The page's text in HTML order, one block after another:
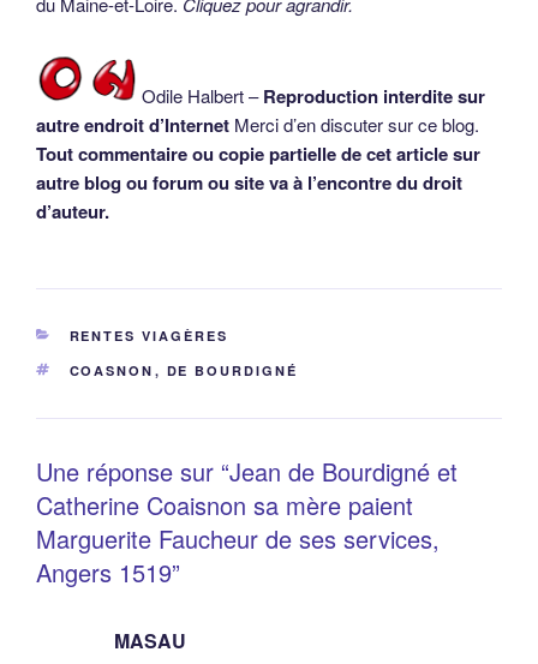
Odile Halbert –Reproduction interdite sur
autre endroit d’Internet Merci d’en discuter sur ce blog.
Tout commentaire ou copie partielle de cet article sur
autre blog ou forum ou site va à l’encontre du droit
d’auteur.
CATÉGORIES
RENTES VIAGÈRES
ÉTIQUETTES
COASNON , DE BOURDIGNÉ
Une réponse sur “Jean de Bourdigné et
Catherine Coaisnon sa mère paient
Marguerite Faucheur de ses services,
Angers 1519”
MASAU